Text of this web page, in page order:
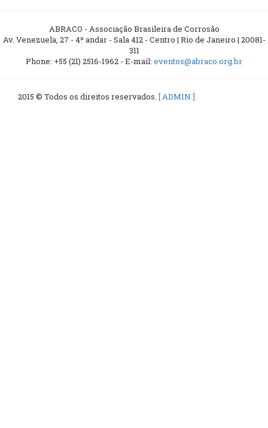
ABRACO - Associação Brasileira de Corrosão
Av. Venezuela, 27 - 4º andar - Sala 412 - Centro | Rio de Janeiro | 20081-
311
Phone: +55 (21) 2516-1962 - E-mail: eventos@abraco.org.br
2015 © Todos os direitos reservados. [ ADMIN ]